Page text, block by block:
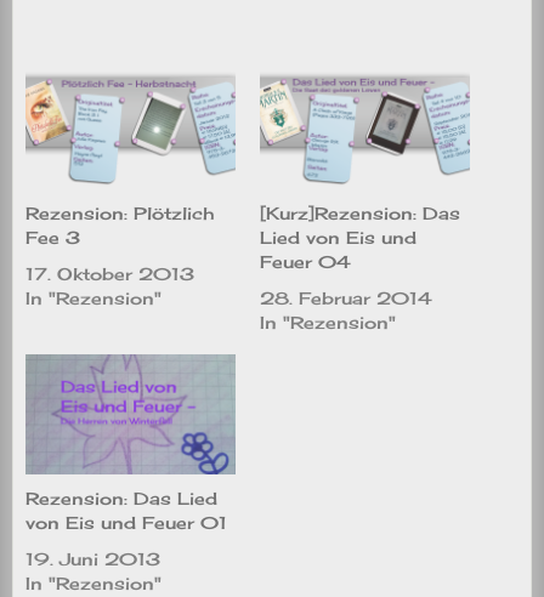
Rezension: Plötzlich
Fee 3
17. Oktober 2013
In "Rezension"
[Kurz]Rezension: Das
Lied von Eis und
Feuer 04
28. Februar 2014
In "Rezension"
Rezension: Das Lied
von Eis und Feuer 01
19. Juni 2013
In "Rezension"